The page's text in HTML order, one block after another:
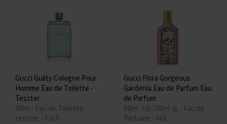
Gucci Guilty Cologne Pour
Homme Eau de Toilette -
Teszter
90ml - Eau de Toilette -
teszter - Férfi
Gucci Flora Gorgeous
Gardenia Eau de Parfum Eau
de Parfum
50ml -tól 100ml-ig - Eau de
Parfume - Női